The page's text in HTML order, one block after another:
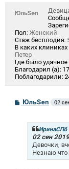
ЮльSen
Пол: Женский
Стаж бесплодия:
В каких
Петер
Где было
Благодарил (а):
Поблагодарили:
СЮльSen 02
ИринаСПб
02 сен
Девочки,
Незнаю